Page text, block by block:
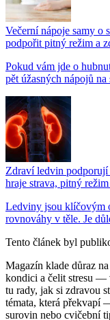
Večerní nápoje samy o
podpořit pitný režim a
Pokud vám jde o
pět úžasných nápojů
Zdraví ledvin
hraje strava, pitný
Ledviny jsou klíčovým
rovnováhy v těle. Je
Tento článek byl
Magazín klade důraz
kondici a čelit stresu —
tu rady, jak si zdravou
témata, která překvapí
surovin nebo cvičební